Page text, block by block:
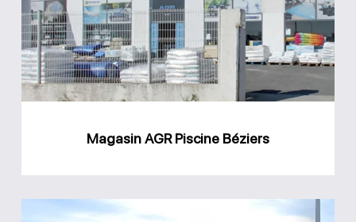
Béziers
Magasin AGR Piscine Béziers